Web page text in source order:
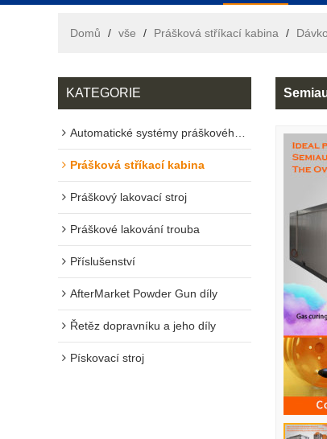
Domů / vše / Prášková stříkací kabina /
KATEGORIE
Automatické systémy práškového lakování
Prášková stříkací kabina
Práškový lakovací stroj
Práškové lakování trouba
Příslušenství
AfterMarket Powder Gun díly
Řetěz dopravníku a jeho díly
Pískovací stroj